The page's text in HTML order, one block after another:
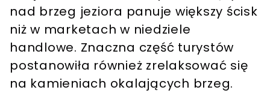
nad brzeg jeziora panuje większy ścisk
niż w marketach w niedziele
handlowe. Znaczna część turystów
postanowiła również zrelaksować się
na kamieniach okalających brzeg.